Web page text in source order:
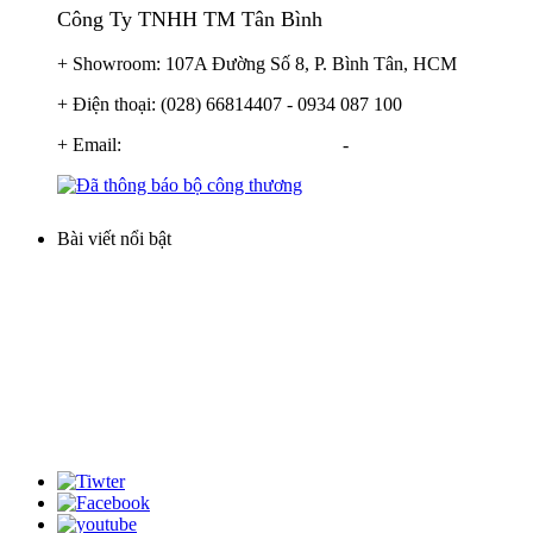
Công Ty TNHH TM Tân Bình
+ Showroom: 107A Đường Số 8, P. Bình Tân, HCM
+ Điện thoại: (028) 66814407 - 0934 087 100
+ Email:
-
Bài viết nổi bật